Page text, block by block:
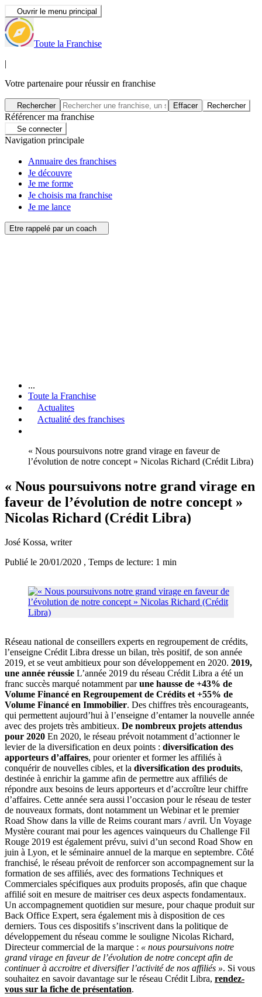
Ouvrir le menu principal
Toute la Franchise
|
Votre partenaire pour réussir en franchise
Rechercher Effacer Rechercher
Référencer ma franchise
Se connecter
Navigation principale
Annuaire des franchises
Je découvre
Je me forme
Je choisis ma franchise
Je me lance
Etre rappelé par un coach
...
Toute la Franchise
Actualites
Actualité des franchises
« Nous poursuivons notre grand virage en faveur de
l’évolution de notre concept » Nicolas Richard (Crédit Libra)
« Nous poursuivons notre grand virage en
faveur de l’évolution de notre concept »
Nicolas Richard (Crédit Libra)
José Kossa, writer
Publié le 20/01/2020 , Temps de lecture: 1 min
Réseau national de conseillers experts en regroupement de crédits,
l’enseigne Crédit Libra dresse un bilan, très positif, de son année
2019, et se veut ambitieux pour son développement en 2020. 2019,
une année réussie L’année 2019 du réseau Crédit Libra a été un
franc succès marqué notamment parune hausse de +43% de
Volume Financé en Regroupement de Crédits et +55% de
Volume Financé en Immobilier. Des chiffres très encourageants,
qui permettent aujourd’hui à l’enseigne d’entamer la nouvelle année
avec des projets très ambitieux. De nombreux projets attendus
pour 2020 En 2020, le réseau prévoit notamment d’actionner le
levier de la diversification en deux points : diversification des
apporteurs d’affaires, pour orienter et former les affiliés à
conquérir de nouvelles cibles, et la diversification des produits,
destinée à enrichir la gamme afin de permettre aux affiliés de
répondre aux besoins de leurs apporteurs et d’accroître leur chiffre
d’affaires. Cette année sera aussi l’occasion pour le réseau de tester
de nouveaux formats, dont notamment un Webinar et le premier
Road Show dans la ville de Reims courant mars / avril. Un Voyage
Mystère courant mai pour les agences vainqueurs du Challenge Fil
Rouge 2019 est également prévu, suivi d’un second Road Show en
juin à Lyon, et le séminaire annuel de la marque en septembre. Côté
franchisé, le réseau prévoit de renforcer son accompagnement sur la
formation de ses affiliés, avec des formations Techniques et
Commerciales spécifiques aux produits proposés, afin que chaque
affilié soit en mesure de maitriser ces deux aspects fondamentaux.
Un accompagnement quotidien sur mesure, pour chaque produit sur
Back Office Expert, sera également mis à disposition de ces
derniers. Tous ces dispositifs s’inscrivent dans la politique de
développement du réseau comme le souligne Nicolas Richard,
Directeur commercial de la marque : « nous poursuivons notre
grand virage en faveur de l’évolution de notre concept afin de
continuer à accroitre et diversifier l’activité de nos affiliés ». Si vous
souhaitez en savoir davantage sur le réseau Crédit Libra, rendez-
vous sur la fiche de présentation.